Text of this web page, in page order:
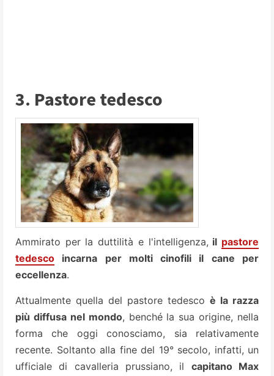
3. Pastore tedesco
Ammirato per la duttilità e l'intelligenza, il pastore
tedesco incarna per molti cinofili il cane per
eccellenza.
Attualmente quella del pastore tedesco è la razza
più diffusa nel mondo, benché la sua origine, nella
forma che oggi conosciamo, sia relativamente
recente. Soltanto alla fine del 19° secolo, infatti, un
ufficiale di cavalleria prussiano, il capitano Max